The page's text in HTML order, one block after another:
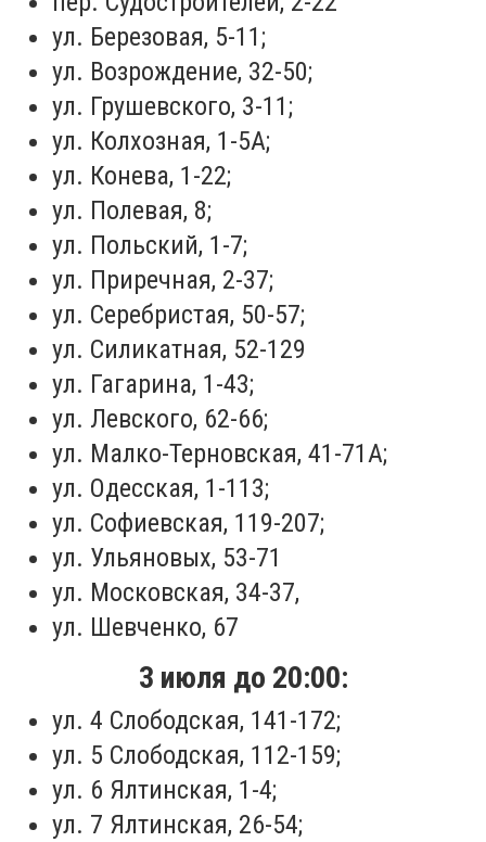
ул. Березовая, 5-11;
ул. Возрождение, 32-50;
ул. Грушевского, 3-11;
ул. Колхозная, 1-5А;
ул. Конева, 1-22;
ул. Полевая, 8;
ул. Польский, 1-7;
ул. Приречная, 2-37;
ул. Серебристая, 50-57;
ул. Силикатная, 52-129
ул. Гагарина, 1-43;
ул. Левского, 62-66;
ул. Малко-Терновская, 41-71А;
ул. Одесская, 1-113;
ул. Софиевская, 119-207;
ул. Ульяновых, 53-71
ул. Московская, 34-37,
ул. Шевченко, 67
3 июля до 20:00:
ул. 4 Слободская, 141-172;
ул. 5 Слободская, 112-159;
ул. 6 Ялтинская, 1-4;
ул. 7 Ялтинская, 26-54;